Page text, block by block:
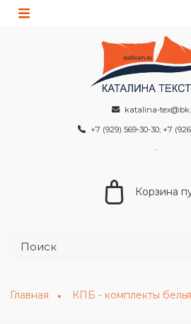
katalina-
+7 (929) 569-30-30; +7
Корзина
Главная КПБ - комплекты белья